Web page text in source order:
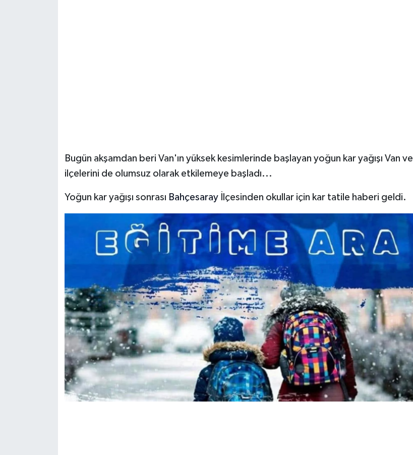
Bugün akşamdan beri Van'ın yüksek kesimlerinde başlayan yoğun kar yağışı Van ve
ilçelerini de olumsuz olarak etkilemeye başladı...
Yoğun kar yağışı sonrası Bahçesarayİlçesinden okullar için kar tatile haberi geldi.